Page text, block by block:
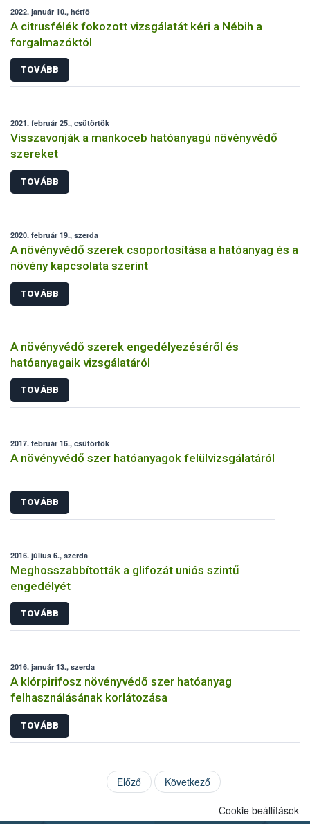
2022. január 10., hétfő
A citrusfélék fokozott vizsgálatát kéri a Nébih a
forgalmazóktól
TOVÁBB
2021. február 25., csütörtök
Visszavonják a mankoceb hatóanyagú növényvédő
szereket
TOVÁBB
2020. február 19., szerda
A növényvédő szerek csoportosítása a hatóanyag és a
növény kapcsolata szerint
TOVÁBB
A növényvédő szerek engedélyezéséről és
hatóanyagaik vizsgálatáról
TOVÁBB
2017. február 16., csütörtök
A növényvédő szer hatóanyagok felülvizsgálatáról
TOVÁBB
2016. július 6., szerda
Meghosszabbították a glifozát uniós szintű
engedélyét
TOVÁBB
2016. január 13., szerda
A klórpirifosz növényvédő szer hatóanyag
felhasználásának korlátozása
TOVÁBB
Előző Következő
Cookie beállítások